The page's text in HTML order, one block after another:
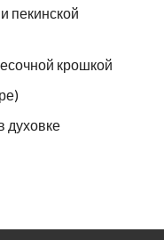
пекинской
крошкой
духовке